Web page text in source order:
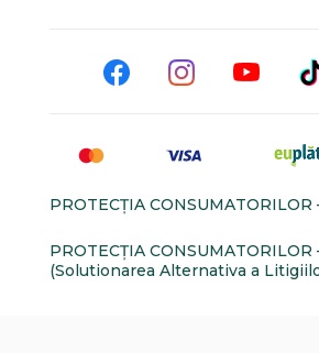
PROTECŢIA CONSUMATORILOR
PROTECŢIA CONSUMATORILOR
(Solutionarea Alternativa a